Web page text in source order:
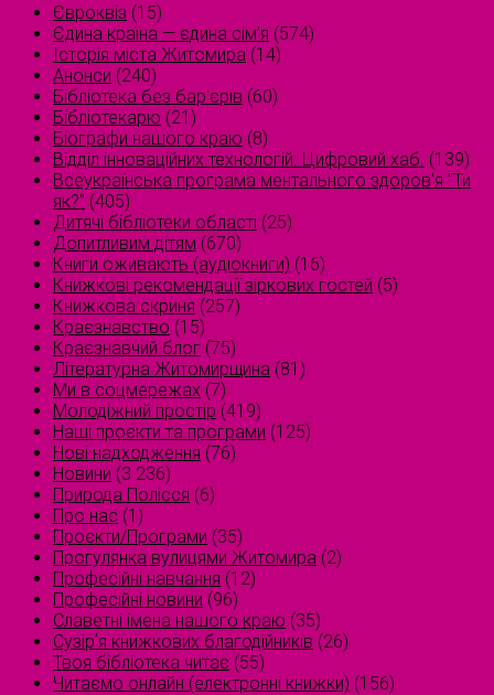
Євроквіз (15)
Єдина країна — єдина сім’я (574)
Історія міста Житомира (14)
Анонси (240)
Бібліотека без бар'єрів (60)
Бібліотекарю (21)
Біографи нашого краю (8)
Відділ інноваційних технологій. Цифровий хаб. (139)
Всеукраїнська програма ментального здоров'я "Ти
як?" (405)
Дитячі бібліотеки області (25)
Допитливим дітям (670)
Книги оживають (аудіокниги) (16)
Книжкові рекомендації зіркових гостей (5)
Книжкова скриня (257)
Краєзнавство (15)
Краєзнавчий блог (75)
Літературна Житомирщина (81)
Ми в соцмережах (7)
Молодіжний простір (419)
Наші проєкти та програми (125)
Нові надходження (76)
Новини (3 236)
Природа Полісся (6)
Про нас (1)
Проєкти/Програми (35)
Прогулянка вулицями Житомира (2)
Професійні навчання (12)
Професійні новини (96)
Славетні імена нашого краю (35)
Сузірʼя книжкових благодійників (26)
Твоя бібліотека читає (55)
Читаємо онлайн (електронні книжки) (156)